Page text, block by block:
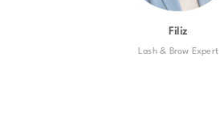
Filiz
Lash & Brow Expert